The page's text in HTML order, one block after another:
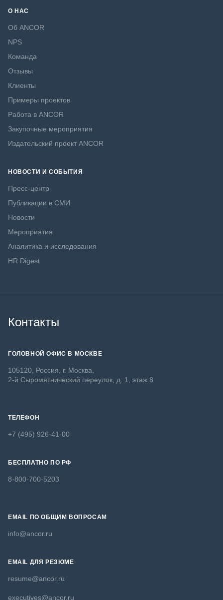
О НАС
Об ANCOR
NPS
Команда
Отзывы
Клиенты
Примеры проектов
Работа в ANCOR
Закупочные мероприятия
Издательский проект ANCOR
НОВОСТИ И СОБЫТИЯ
Пресс-центр
Публикации в СМИ
Новости
Мероприятия
Аналитика и исследования
HR Digest
Контакты
ГОЛОВНОЙ ОФИС В МОСКВЕ
105120, Россия, г. Москва,
2-й Сыромятнический переулок, д. 1, этаж 8
ТЕЛЕФОН
+7 (495) 926-41-00
БЕСПЛАТНО ПО РФ
8-800-700-5203
EMAIL ПО ОБЩИМ ВОПРОСАМ
info@ancor.ru
EMAIL ДЛЯ РЕЗЮМЕ
resume@ancor.ru
executives@ancor.ru